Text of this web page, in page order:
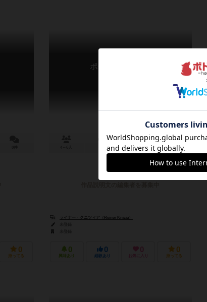
0
持ってる
ポーカー・ハント
ー 0件
ライナー・クニツィア（Reiner Knizia）
0
興味あり
0
経験あり
0
お気に入り
0
持ってる